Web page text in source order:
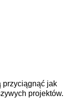
przyciągnąć jak
projektów.